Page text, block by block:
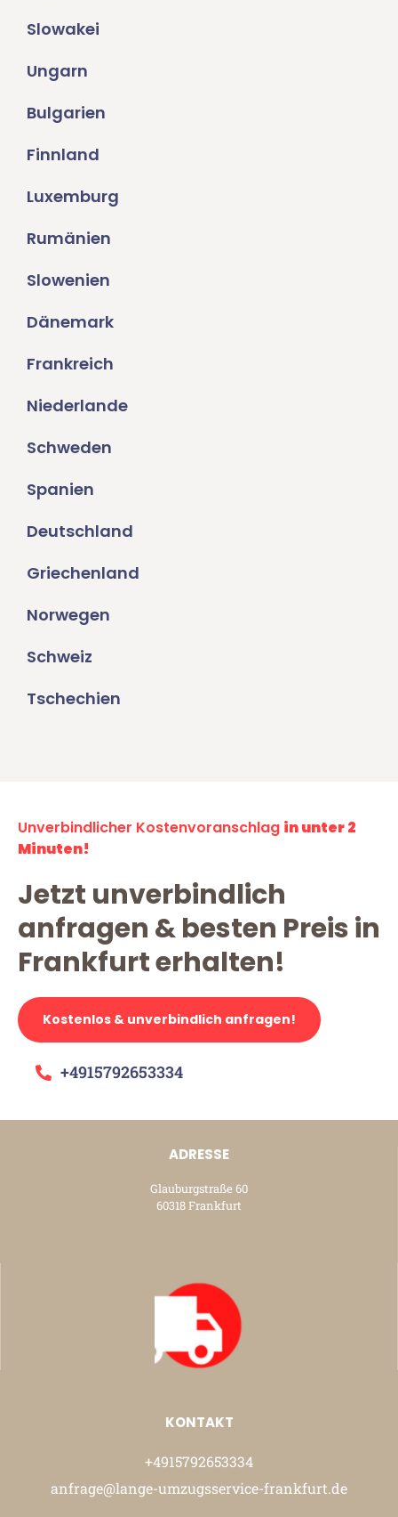
Slowakei
Ungarn
Bulgarien
Finnland
Luxemburg
Rumänien
Slowenien
Dänemark
Frankreich
Niederlande
Schweden
Spanien
Deutschland
Griechenland
Norwegen
Schweiz
Tschechien
Unverbindlicher Kostenvoranschlag in unter 2
Minuten!
Jetzt unverbindlich
anfragen & besten Preis in
Frankfurt erhalten!
Kostenlos & unverbindlich anfragen!
+4915792653334
ADRESSE
Glauburgstraße 60
60318 Frankfurt
KONTAKT
+4915792653334
anfrage@lange-umzugsservice-frankfurt.de